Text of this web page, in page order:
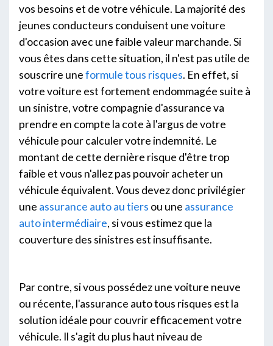
vos besoins et de votre véhicule. La majorité des
jeunes conducteurs conduisent une voiture
d'occasion avec une faible valeur marchande. Si
vous êtes dans cette situation, il n'est pas utile de
souscrire uneformule tous risques. En effet, si
votre voiture est fortement endommagée suite à
un sinistre, votre compagnie d'assurance va
prendre en compte la cote à l'argus de votre
véhicule pour calculer votre indemnité. Le
montant de cette dernière risque d'être trop
faible et vous n'allez pas pouvoir acheter un
véhicule équivalent. Vous devez donc privilégier
une assurance auto au tiers ou une assurance
auto intermédiaire, si vous estimez que la
couverture des sinistres est insuffisante.
Par contre, si vous possédez une voiture neuve
ou récente, l'assurance auto tous risques est la
solution idéale pour couvrir efficacement votre
véhicule. Il s'agit du plus haut niveau de